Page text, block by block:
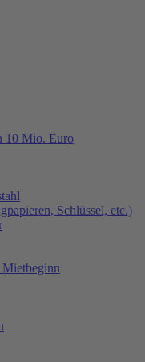
10 Mio. Euro
Schlüssel, etc.)